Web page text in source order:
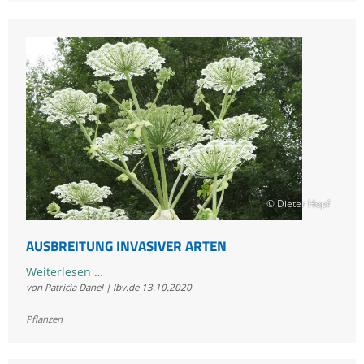
an:
Die
drei
besten
Frühblüher
für
Insekten
© Dieter Hopf
AUSBREITUNG INVASIVER ARTEN
Weiterlesen …Ausbreitung
invasiver
von Patricia Danel | lbv.de 13.10.2020
Pflanzen